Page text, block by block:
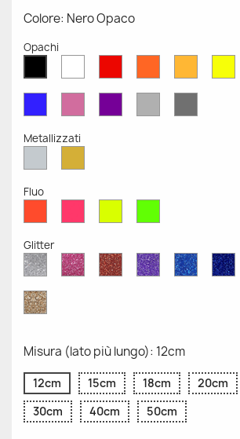
Colore: Nero Opaco
Opachi
Opaco OpacoOpacoOpacoOpaco
OpacoOpacoOpacoChiaroScuro
Metallizzati
MetallizzatoMetallizzato
Fluo
Fluo
Fluo
Fluo
Fluo
Glitter
Diamante
Glitter
Rosa
Glitter
Rosso
Glitter
Viola
Glitter
Blu
Zaffiro
Oro
Glitter
Misura (lato più lungo): 12cm
12cm 15cm 18cm 20cm
30cm
40cm 50cm